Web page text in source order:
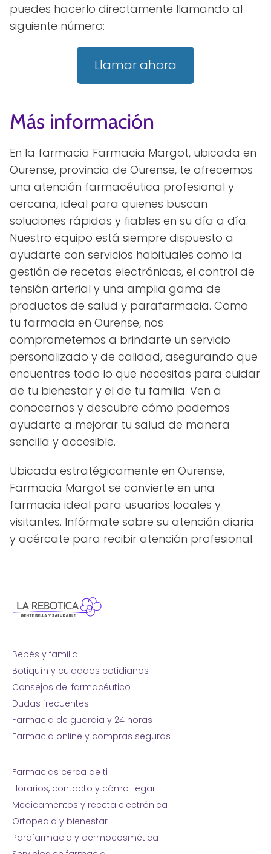
puedes hacerlo directamente llamando al
siguiente número:
Llamar ahora
Más información
En la farmacia Farmacia Margot, ubicada en
Ourense, provincia de Ourense, te ofrecemos
una atención farmacéutica profesional y
cercana, ideal para quienes buscan
soluciones rápidas y fiables en su día a día.
Nuestro equipo está siempre dispuesto a
ayudarte con servicios habituales como la
gestión de recetas electrónicas, el control de
tensión arterial y una amplia gama de
productos de salud y parafarmacia. Como
tu farmacia en Ourense, nos
comprometemos a brindarte un servicio
personalizado y de calidad, asegurando que
encuentres todo lo que necesitas para cuidar
de tu bienestar y el de tu familia. Ven a
conocernos y descubre cómo podemos
ayudarte a mejorar tu salud de manera
sencilla y accesible.
Ubicada estratégicamente en Ourense,
Farmacia Margot se convierte en una
farmacia ideal para usuarios locales y
visitantes. Infórmate sobre su atención diaria
y acércate para recibir atención profesional.
Bebés y familia
Botiquín y cuidados cotidianos
Consejos del farmacéutico
Dudas frecuentes
Farmacia de guardia y 24 horas
Farmacia online y compras seguras
Farmacias cerca de ti
Horarios, contacto y cómo llegar
Medicamentos y receta electrónica
Ortopedia y bienestar
Parafarmacia y dermocosmética